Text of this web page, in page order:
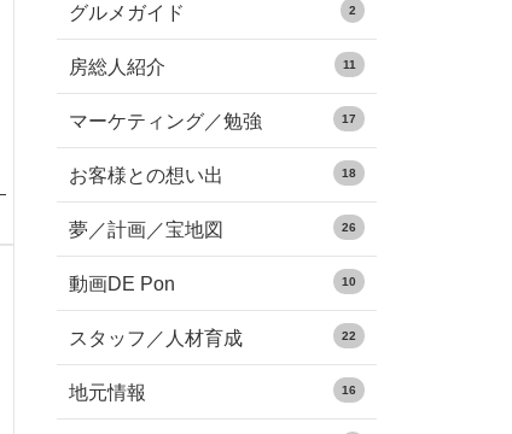
グルメガイド 2
房総人紹介 11
マーケティング／勉強 17
お客様との想い出 18
夢／計画／宝地図 26
動画DE Pon 10
スタッフ／人材育成 22
地元情報 16